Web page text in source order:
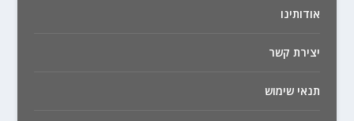
אודותינו
יצירת קשר
תנאי שימוש